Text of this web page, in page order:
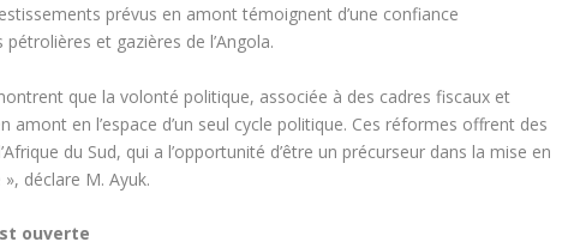
prévus en amont témoignent d’une confiance
et gazières de l’Angola.
que la volonté politique, associée à des cadres fiscaux et
en l’espace d’un seul cycle politique. Ces réformes offrent des
du Sud, qui a l’opportunité d’être un précurseur dans la mise en
déclare M. Ayuk.
ouverte